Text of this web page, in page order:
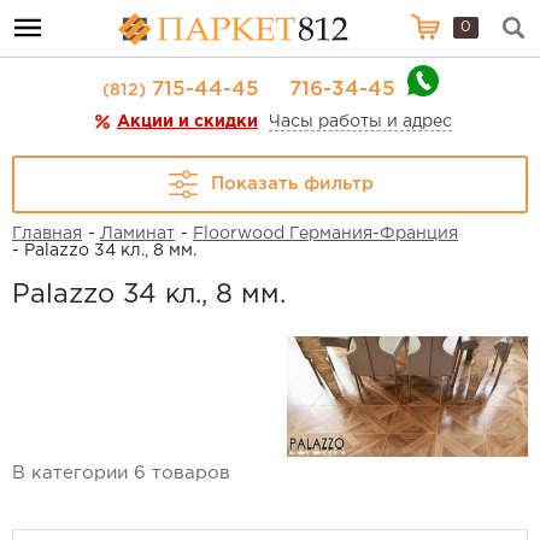
0
(812)715-44-45 716-34-45
Акции и скидки Часы работы и адрес
Показать фильтр
Главная - Ламинат - Floorwood Германия-Франция
- Palazzo 34 кл., 8 мм.
Palazzo 34 кл., 8 мм.
В категории 6 товаров